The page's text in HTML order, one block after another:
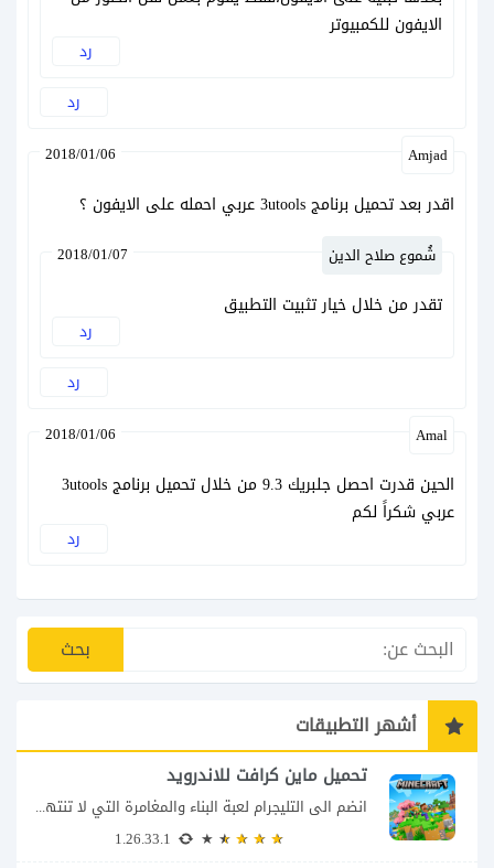
رد
الايفون للكمبيوتر
رد
Amjad
2018/01/06
اقدر بعد تحميل برنامج 3utools عربي احمله على الايفون ؟
رد
شُموع صلاح الدين 2018/01/07
تقدر من خلال خيار تثبيت التطبيق
رد
Amal
2018/01/06
الحين قدرت احصل جلبريك 9.3 من خلال تحميل برنامج 3utools
عربي شكراً لكم
رد
أشهر التطبيقات
تحميل ماين كرافت للاندرويد
انضم الى التليجرام لعبة البناء والمغامرة التي لا تنتهي Minecraft إذا كنت تبحث عن...